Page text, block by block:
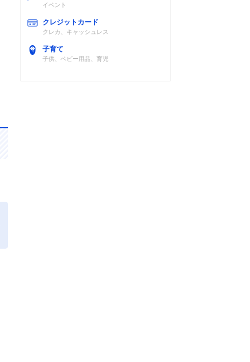
イベント
クレジットカード
クレカ、キャッシュレス
子育て
子供、ベビー用品、育児